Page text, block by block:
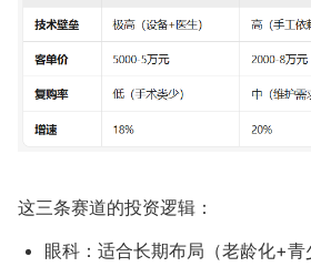
这三条赛道的投资逻辑：
眼科​：适合长期布局（老龄化+